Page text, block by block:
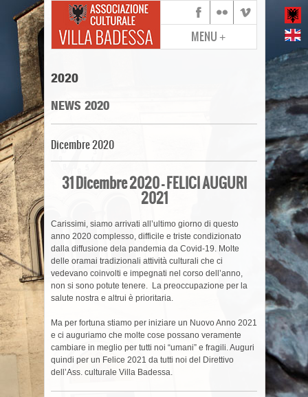
MENU +
2020
NEWS 2020
Dicembre 2020
31 Dicembre 2020 – FELICI AUGURI
2021
Carissimi, siamo arrivati all’ultimo giorno di questo
anno 2020 complesso, difficile e triste condizionato
dalla diffusione dela pandemia da Covid-19. Molte
delle oramai tradizionali attività culturali che ci
vedevano coinvolti e impegnati nel corso dell’anno,
non si sono potute tenere. La preoccupazione per la
salute nostra e altrui è prioritaria.
Ma per fortuna stiamo per iniziare un Nuovo Anno 2021
e ci auguriamo che molte cose possano veramente
cambiare in meglio per tutti noi “umani” e fragili. Auguri
quindi per un Felice 2021 da tutti noi del Direttivo
dell’Ass. culturale Villa Badessa.